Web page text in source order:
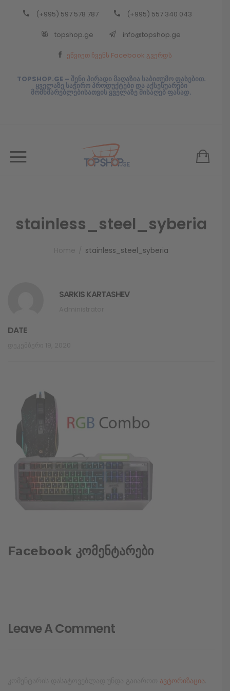
(+995) 597 578 787 (+995) 557 340 043
topshop.ge info@topshop.ge
ეწვიეთ ჩვენს Facebook გვერდს
TOPSHOP.GE – შენი პირადი მაღაზია საბითუმო ფასებით.
ყველაზე საჭირო პროდუქტები და აქსესუარები
მომხმარებლებისათვის ყველაზე მისაღებ ფასად.
stainless_steel_syberia
stainless_steel_syberia
SARKIS KARTASHEV
DATE
Facebook კომენტარები
Leave A Comment
ავტორიზაცია
Back